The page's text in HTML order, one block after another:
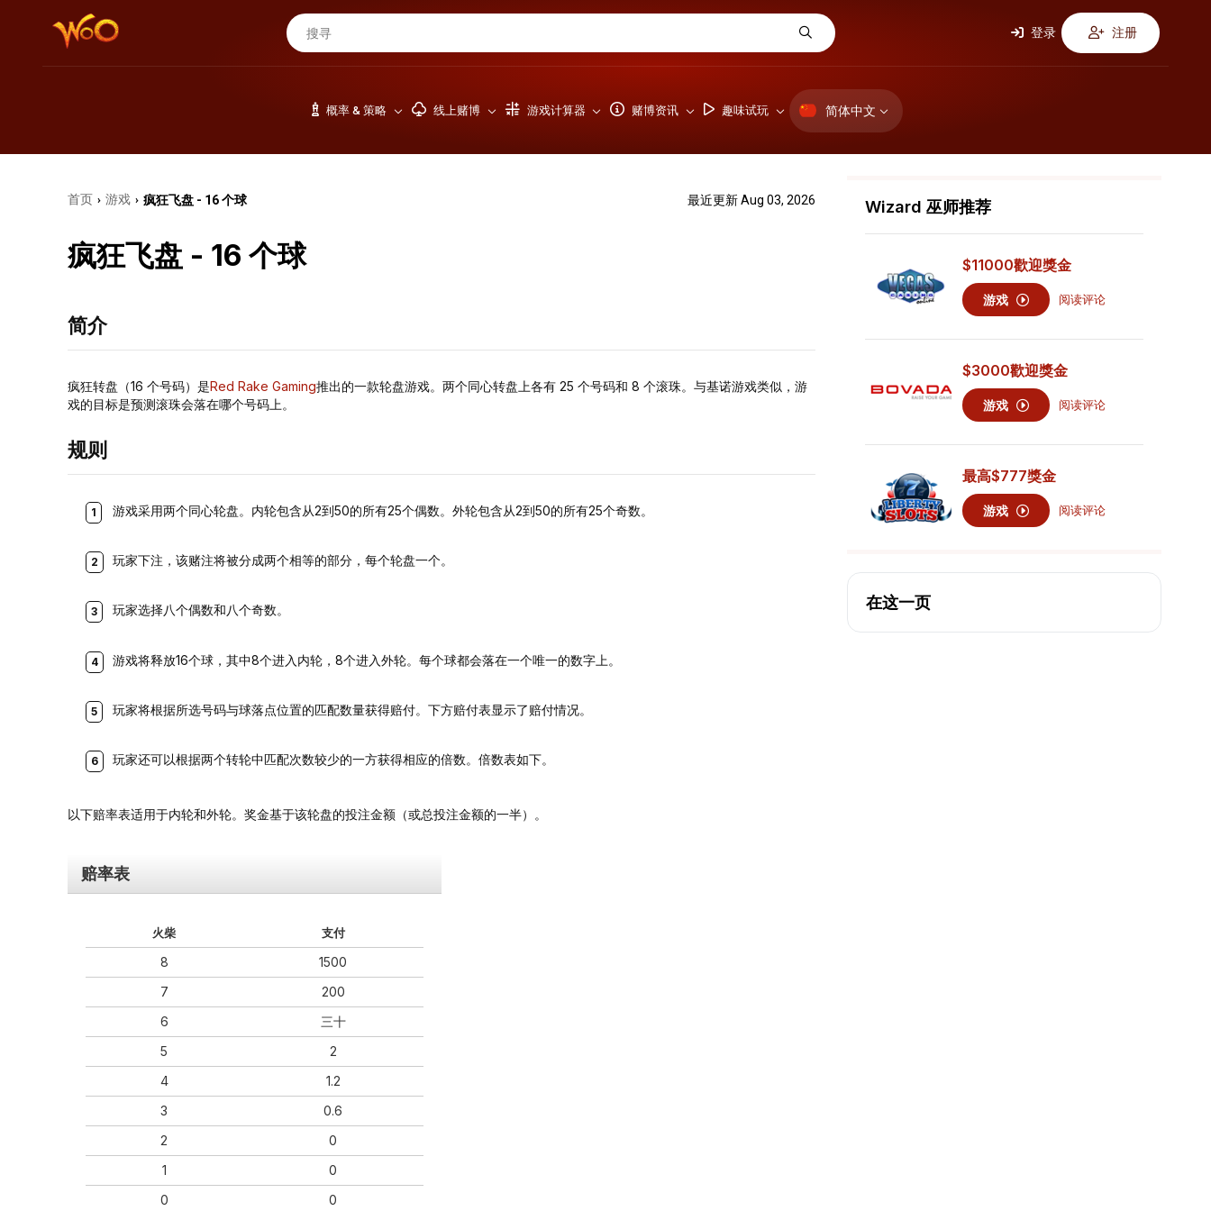
登录 注册
概率 & 策略 线上赌博 游戏计算器 赌博资讯 趣味试玩 简体中文
首页 › 游戏 › 疯狂飞盘 - 16 个球 最近更新 Aug 03, 2026
疯狂飞盘 - 16 个球
简介
疯狂转盘（16 个号码）是Red Rake Gaming推出的一款轮盘游戏。两个同心转盘上各有 25 个号码和 8 个滚珠。与基诺游戏类似，游
戏的目标是预测滚珠会落在哪个号码上。
规则
游戏采用两个同心轮盘。内轮包含从2到50的所有25个偶数。外轮包含从2到50的所有25个奇数。
玩家下注，该赌注将被分成两个相等的部分，每个轮盘一个。
玩家选择八个偶数和八个奇数。
游戏将释放16个球，其中8个进入内轮，8个进入外轮。每个球都会落在一个唯一的数字上。
玩家将根据所选号码与球落点位置的匹配数量获得赔付。下方赔付表显示了赔付情况。
玩家还可以根据两个转轮中匹配次数较少的一方获得相应的倍数。倍数表如下。
以下赔率表适用于内轮和外轮。奖金基于该轮盘的投注金额（或总投注金额的一半）。
赔率表
火柴 支付
8
1500
7
200
6
三十
5
2
4
1.2
3
0.6
2
0
1
0
0
0
Wizard 巫师推荐
$11000歡迎獎金
游戏 阅读评论
$3000歡迎獎金
游戏 阅读评论
最高$777獎金
游戏 阅读评论
在这一页